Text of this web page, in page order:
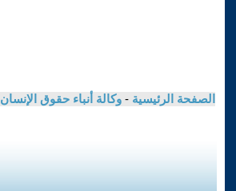
الصفحة الرئيسية - وكالة أنباء حقوق الإنسان